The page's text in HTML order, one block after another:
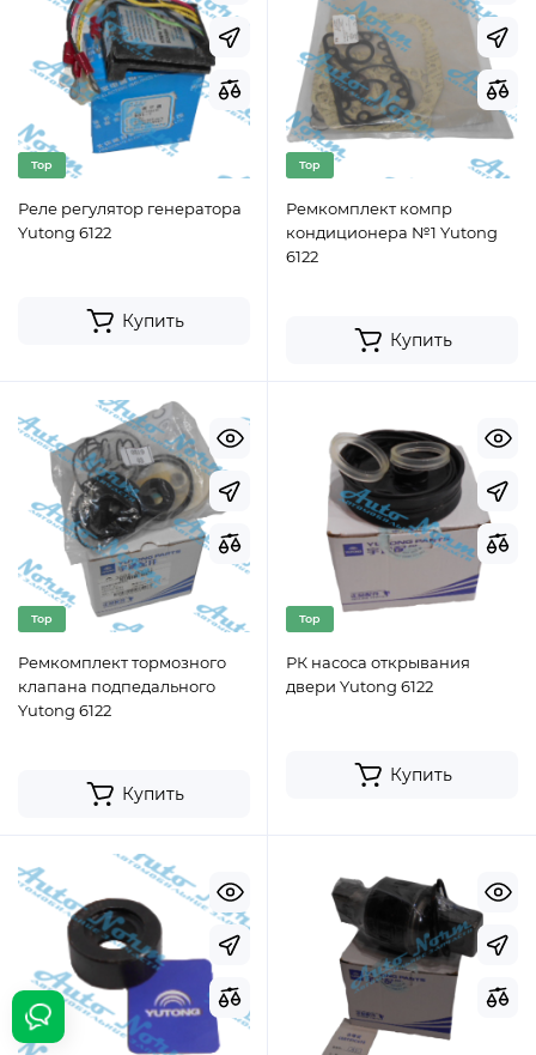
Top
Реле регулятор генератора
Yutong 6122
Купить
Top
Ремкомплект компр
кондиционера №1 Yutong
6122
Купить
Top
Ремкомплект тормозного
клапана подпедального
Yutong 6122
Купить
Top
РК насоса открывания
двери Yutong 6122
Купить